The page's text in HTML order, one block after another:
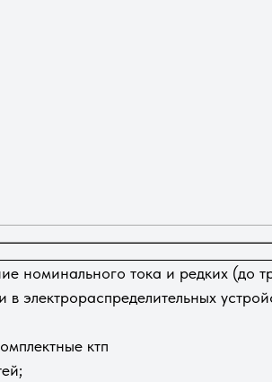
номинального тока и редких (до
электрораспределительных
ктп